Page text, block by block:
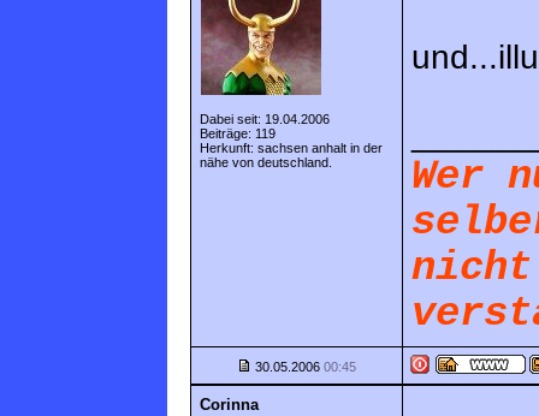
Dabei seit: 19.04.2006
Beiträge: 119
Herkunft: sachsen anhalt in der
nähe von deutschland.
Wer
nicht
30.05.200600:45
Corinna